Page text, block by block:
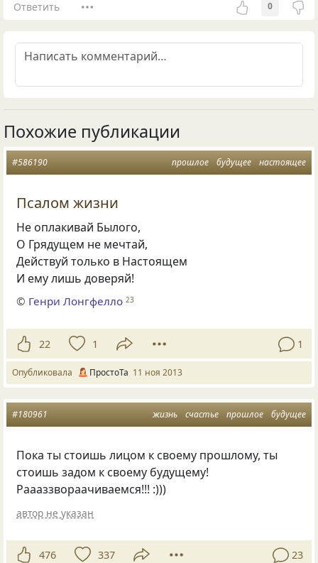
Ответить 0
Похожие публикации
прошлое будущее настоящее
#586190
Псалом жизни
Не оплакивай Былого,
О Грядущем не мечтай,
Действуй только в Настоящем
И ему лишь доверяй!
© Генри Лонгфелло 23
22 1 1
Опубликовала ПростоТа 11 ноя 2013
жизнь счастье прошлое будущее
#180961
Пока ты стоишь лицом к своему прошлому, ты
стоишь задом к своему будущему!
Раааззвораачиваемся!!! :)))
автор не указан
476 337 23